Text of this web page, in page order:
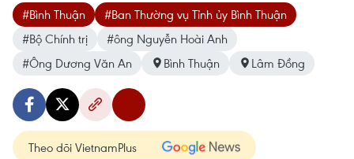
#Bình Thuận
#Ban Thường vụ Tỉnh ủy Bình Thuận
#Bộ Chính trị
#ông Nguyễn Hoài Anh
#Ông Dương Văn An
Bình Thuận Lâm Đồng
Theo dõi VietnamPlus